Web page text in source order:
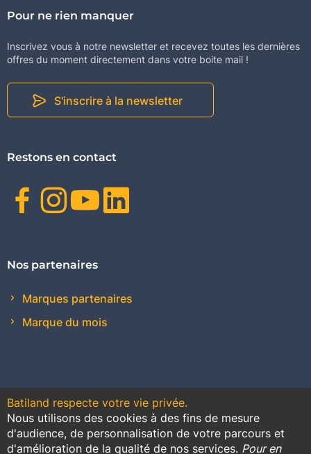
Pour ne rien manquer
Inscrivez vous à notre newsletter et recevez toutes les dernières
offres du moment directement dans votre boite mail !
S'inscrire à la newsletter
Restons en contact
Facebook
Instagram
Youtube
Nos partenaires
Marques partenaires
Marque du mois
Contact Conditions générales de vente
Batiland respecte votre vie privée.
Nous utilisons des cookies à des fins de mesure
d'audience, de personnalisation de votre parcours et
d'amélioration de la qualité de nos services. Pour en